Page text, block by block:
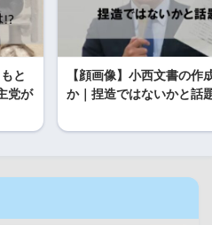
と
党が
【顔画像】小西文書の作
か｜捏造ではないかと話